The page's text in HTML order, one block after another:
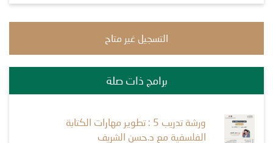
التسجيل غير متاح
برامج ذات صلة
ورشة تدريب 5 : تطوير مهارات الكتابة
الفلسفية مع د.حسن الشريف